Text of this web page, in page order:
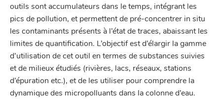
outils sont accumulateurs dans le temps, intégrant les
pics de pollution, et permettent de pré-concentrer in situ
les contaminants présents à l’état de traces, abaissant les
limites de quantification. L’objectif est d’élargir la gamme
d’utilisation de cet outil en termes de substances suivies
et de milieux étudiés (rivières, lacs, réseaux, stations
d’épuration etc.), et de les utiliser pour comprendre la
dynamique des micropolluants dans la colonne d’eau.